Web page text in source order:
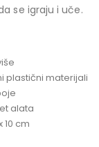
se igraju i uče.
plastični materijali
alata
10 cm